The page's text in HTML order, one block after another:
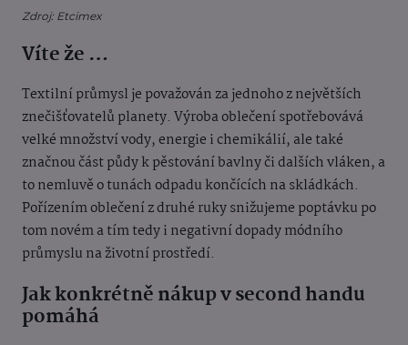
Zdroj: Etcimex
Víte že …
Textilní průmysl je považován za jednoho z největších
znečišťovatelů planety. Výroba oblečení spotřebovává
velké množství vody, energie i chemikálií, ale také
značnou část půdy k pěstování bavlny či dalších vláken, a
to nemluvě o tunách odpadu končících na skládkách.
Pořízením oblečení z druhé ruky snižujeme poptávku po
tom novém a tím tedy i negativní dopady módního
průmyslu na životní prostředí.
Jak konkrétně nákup v second handu
pomáhá